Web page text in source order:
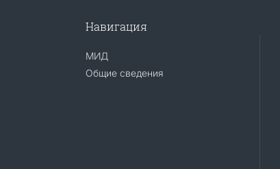
Навигация
МИД
Общие сведения